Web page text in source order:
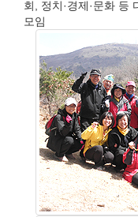
회, 정치·경제·문화 등
모임